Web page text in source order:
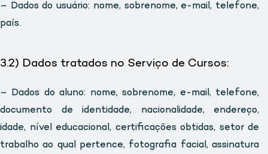
– Dados do usuário: nome, sobrenome, e-mail, telefone,
país.
3.2) Dados tratados no Serviço de Cursos:
– Dados do aluno: nome, sobrenome, e-mail, telefone,
documento de identidade, nacionalidade, endereço,
idade, nível educacional, certificações obtidas, setor de
trabalho ao qual pertence, fotografia facial, assinatura